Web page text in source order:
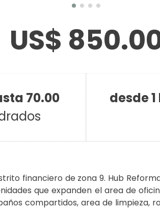
US$
70.00
desde
financiero de zona 9. Hub
que expanden el area de
compartidos, area de limpieza,